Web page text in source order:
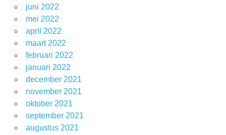
juni 2022
mei 2022
april 2022
maart 2022
februari 2022
januari 2022
december 2021
november 2021
oktober 2021
september 2021
augustus 2021